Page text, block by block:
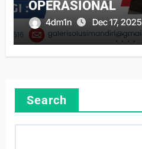
OPERASIONAL
4dm1n Dec 17, 2025
Search